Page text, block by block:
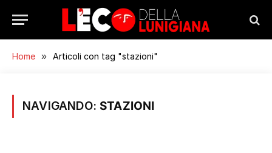
Home » Articoli con tag "stazioni"
NAVIGANDO: STAZIONI